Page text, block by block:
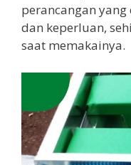
perancangan
dan keperluan,
saat memakainya.